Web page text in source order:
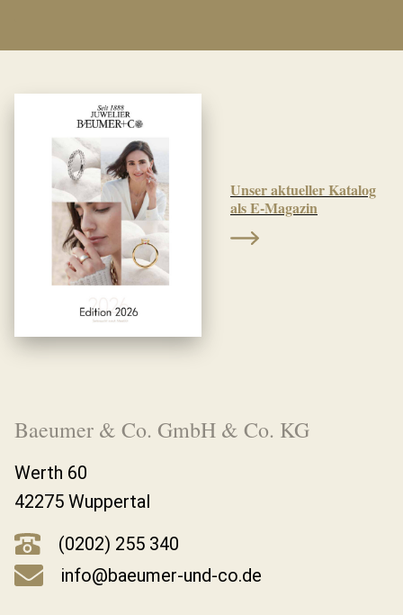
Unser aktueller Katalog
als E-Magazin
Baeumer & Co. GmbH & Co. KG
Werth 60
42275 Wuppertal
(0202) 255 340
info@baeumer-und-co.de